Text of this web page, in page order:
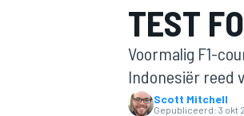
TEST
Voormalig F1-
Indonesiër reed
Scott Mitchell
Gepubliceerd: 3 okt